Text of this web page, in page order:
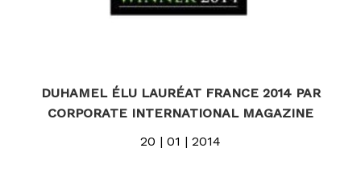
DUHAMEL ÉLU LAURÉAT FRANCE 2014 PAR
CORPORATE INTERNATIONAL MAGAZINE
20 | 01 | 2014